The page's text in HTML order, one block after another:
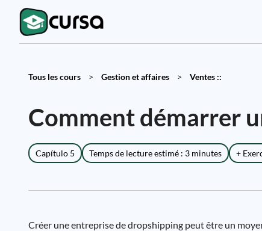
Tous les cours > Gestion et affaires > Ventes ::
Comment démarrer
Capítulo 5 Temps de lecture estimé : 3 minutes +
Créer une entreprise de dropshipping peut être un